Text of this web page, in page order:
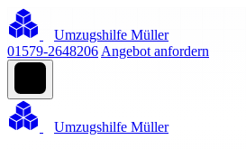
Umzugshilfe Müller
01579-2648206 Angebot anfordern
Umzugshilfe Müller